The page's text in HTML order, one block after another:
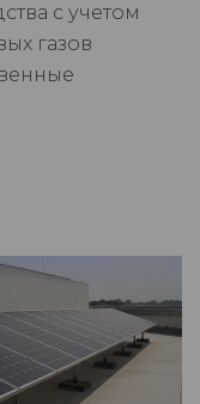
с учетом
газов